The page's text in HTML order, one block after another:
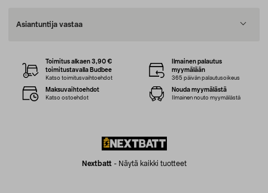
Asiantuntija vastaa
Nextbatt- Näytä kaikki tuotteet
Toimitus alkaen 3,90 €
toimitustavalla Budbee
Katso toimitusvaihtoehdot
Ilmainen palautus
myymälään
365 päivän palautusoikeus
Maksuvaihtoehdot
Katso ostoehdot
Nouda myymälästä
Ilmainen nouto myymälästä